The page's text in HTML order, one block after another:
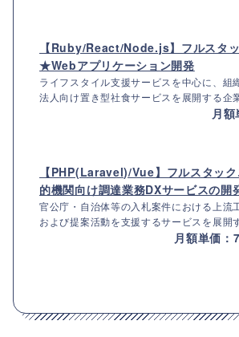
【Ruby/React/Node.js】フルスタ
★Webアプリケーション開発
ライフスタイル支援サービスを中心に、組
法人向け置き型社食サービスを展開する企
月
【PHP(Laravel)/Vue】フルスタッ
的機関向け調達業務DXサービスの開
官公庁・自治体等の入札案件における上流
および提案活動を支援するサービスを展開
月額単価：